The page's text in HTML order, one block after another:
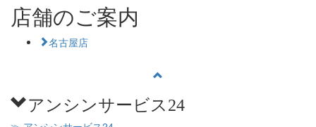
店舗のご案内
名古屋店
アンシンサービス24